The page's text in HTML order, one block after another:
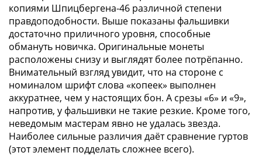
Облигации
акции
Чеки
купоны
ВНЕШПОСЫЛТОРГ
Дорожные
Круизные
Отрезные
Отрезные
копиями Шпицбергена-46 различной степени
правдоподобности. Выше показаны фальшивки
достаточно приличного уровня, способные
обмануть новичка. Оригинальные монеты
расположены снизу и выглядят более потрёпанно.
Внимательный взгляд увидит, что на стороне с
номиналом шрифт слова «копеек» выполнен
аккуратнее, чем у настоящих бон. А срезы «6» и «9»,
напротив, у фальшивки не такие резкие. Кроме того,
неведомым мастерам явно не удалась звезда.
Наиболее сильные различия даёт сравнение гуртов
(этот элемент подделать сложнее всего).